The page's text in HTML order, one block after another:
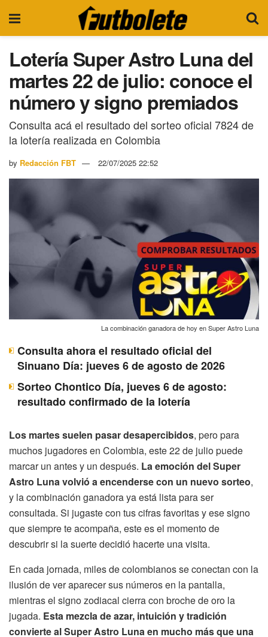
Lotería Super Astro Luna del
martes 22 de julio: conoce el
número y signo premiados
Consulta acá el resultado del sorteo oficial 7824 de
la lotería realizada en Colombia
by Redacción FBT 22/07/2025 22:52
La combinación ganadora de hoy en Super Astro Luna
Consulta ahora el resultado oficial del
Sinuano Día: jueves 6 de agosto de 2026
Sorteo Chontico Día, jueves 6 de agosto:
resultado confirmado de la lotería
Los martes suelen pasar desapercibidos, pero para
muchos jugadores en Colombia, este 22 de julio puede
marcar un antes y un después. La emoción del Super
Astro Luna volvió a encenderse con un nuevo sorteo,
y la combinación ganadora ya está lista para ser
consultada. Si jugaste con tus cifras favoritas y ese signo
que siempre te acompaña, este es el momento de
descubrir si la suerte decidió hacerte una visita.
En cada jornada, miles de colombianos se conectan con la
ilusión de ver aparecer sus números en la pantalla,
mientras el signo zodiacal cierra con broche de oro la
jugada. Esta mezcla de azar, intuición y tradición
convierte al Super Astro Luna en mucho más que una